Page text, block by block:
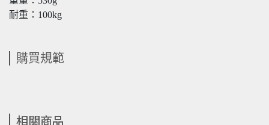
耐重：100kg
購買規範
相關商品